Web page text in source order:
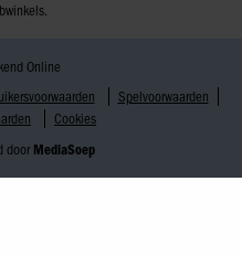
Online
Spelvoorwaarden
Cookies
door MediaSoep